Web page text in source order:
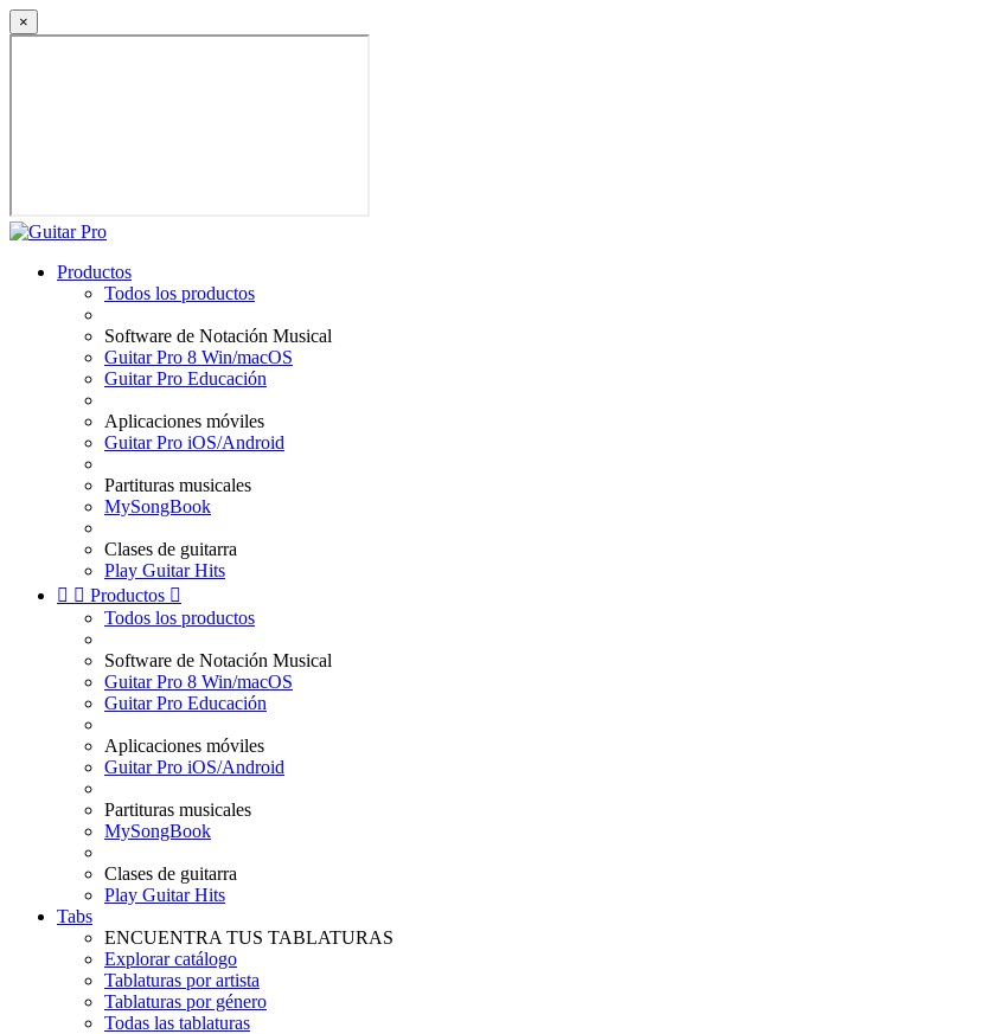
×
Productos
Todos los productos
Software de Notación Musical
Guitar Pro 8 Win/macOS
Guitar Pro Educación
Aplicaciones móviles
Guitar Pro iOS/Android
Partituras musicales
MySongBook
Clases de guitarra
Play Guitar Hits
  Productos 
Todos los productos
Software de Notación Musical
Guitar Pro 8 Win/macOS
Guitar Pro Educación
Aplicaciones móviles
Guitar Pro iOS/Android
Partituras musicales
MySongBook
Clases de guitarra
Play Guitar Hits
Tabs
ENCUENTRA TUS TABLATURAS
Explorar catálogo
Tablaturas por artista
Tablaturas por género
Todas las tablaturas